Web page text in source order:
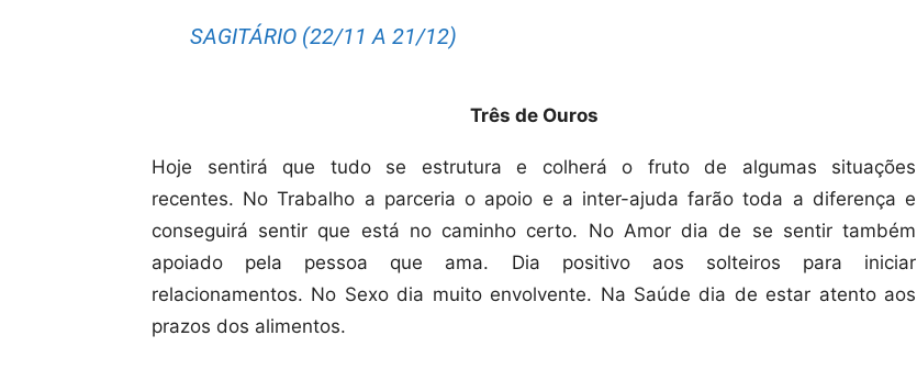
SAGITÁRIO (22/11 A 21/12)
Três de Ouros
Hoje sentirá que tudo se estrutura e colherá o fruto de algumas situações
recentes. No Trabalho a parceria o apoio e a inter-ajuda farão toda a diferença e
conseguirá sentir que está no caminho certo. No Amor dia de se sentir também
apoiado pela pessoa que ama. Dia positivo aos solteiros para iniciar
relacionamentos. No Sexo dia muito envolvente. Na Saúde dia de estar atento aos
prazos dos alimentos.